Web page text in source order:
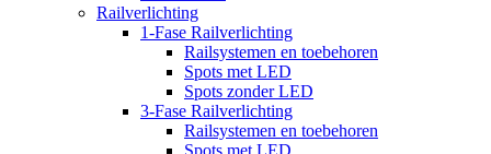
Railverlichting
1-Fase Railverlichting
Railsystemen en toebehoren
Spots met LED
Spots zonder LED
3-Fase Railverlichting
Railsystemen en toebehoren
Spots met LED